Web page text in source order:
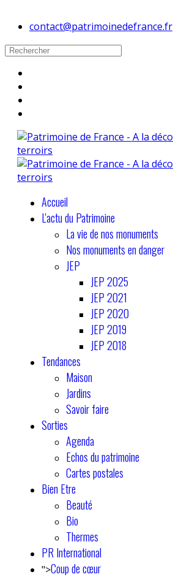
contact@patrimoinedefrance.fr
Accueil
L'actu du Patrimoine
La vie de nos monuments
Nos monuments en danger
JEP
JEP 2025
JEP 2021
JEP 2020
JEP 2019
JEP 2018
Tendances
Maison
Jardins
Savoir faire
Sorties
Agenda
Echos du patrimoine
Cartes postales
Bien Etre
Beauté
Bio
Thermes
PR International
">Coup de cœur